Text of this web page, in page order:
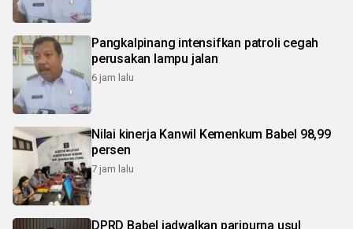
Pangkalpinang intensifkan patroli cegah
perusakan lampu jalan
6 jam lalu
Nilai kinerja Kanwil Kemenkum Babel 98,99
persen
7 jam lalu
DPRD Babel jadwalkan paripurna usul